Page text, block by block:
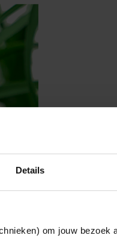
Details
om jouw bezoek